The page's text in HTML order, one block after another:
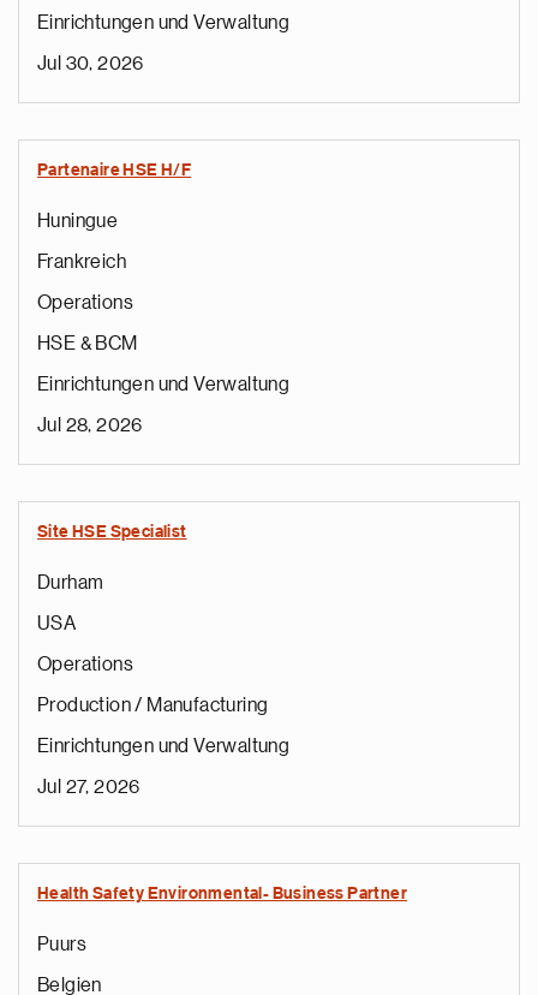
Einrichtungen und Verwaltung
Jul 30, 2026
Partenaire HSE H/F
Huningue
Frankreich
Operations
HSE & BCM
Einrichtungen und Verwaltung
Jul 28, 2026
Site HSE Specialist
Durham
USA
Operations
Production / Manufacturing
Einrichtungen und Verwaltung
Jul 27, 2026
Health Safety Environmental- Business Partner
Puurs
Belgien